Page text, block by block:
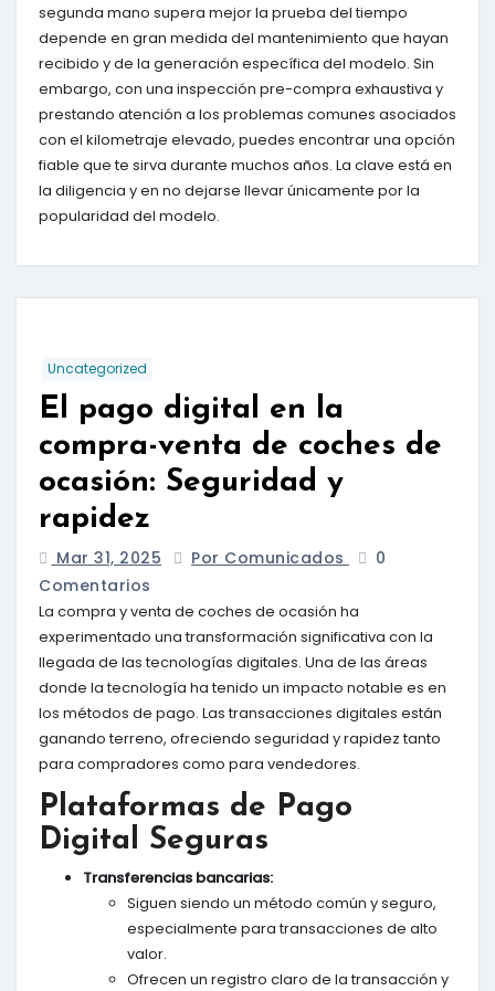
segunda mano supera mejor la prueba del tiempo
depende en gran medida del mantenimiento que hayan
recibido y de la generación específica del modelo. Sin
embargo, con una inspección pre-compra exhaustiva y
prestando atención a los problemas comunes asociados
con el kilometraje elevado, puedes encontrar una opción
fiable que te sirva durante muchos años. La clave está en
la diligencia y en no dejarse llevar únicamente por la
popularidad del modelo.
Uncategorized
El pago digital en la
compra-venta de coches de
ocasión: Seguridad y
rapidez
Mar 31, 2025 Por Comunicados
0
Comentarios
La compra y venta de coches de ocasión ha
experimentado una transformación significativa con la
llegada de las tecnologías digitales. Una de las áreas
donde la tecnología ha tenido un impacto notable es en
los métodos de pago. Las transacciones digitales están
ganando terreno, ofreciendo seguridad y rapidez tanto
para compradores como para vendedores.
Plataformas de Pago
Digital Seguras
Transferencias bancarias:
Siguen siendo un método común y seguro,
especialmente para transacciones de alto
valor.
Ofrecen un registro claro de la transacción y